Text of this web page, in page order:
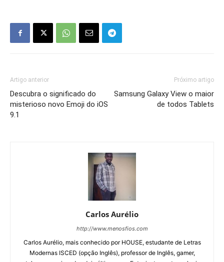
Artigo anterior
Descubra o significado do
misterioso novo Emoji do iOS
9.1
Próximo artigo
Samsung Galaxy View o maior
de todos Tablets
Carlos Aurélio
http://www.menosfios.com
Carlos Aurélio, mais conhecido por HOUSE, estudante de Letras
Modernas ISCED (opção Inglês), professor de Inglês, gamer,